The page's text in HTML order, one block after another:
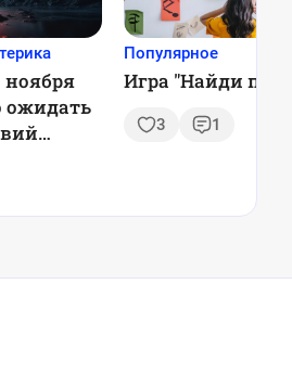
ноября
ожидать
Популярное
Игра "Найди
3 1